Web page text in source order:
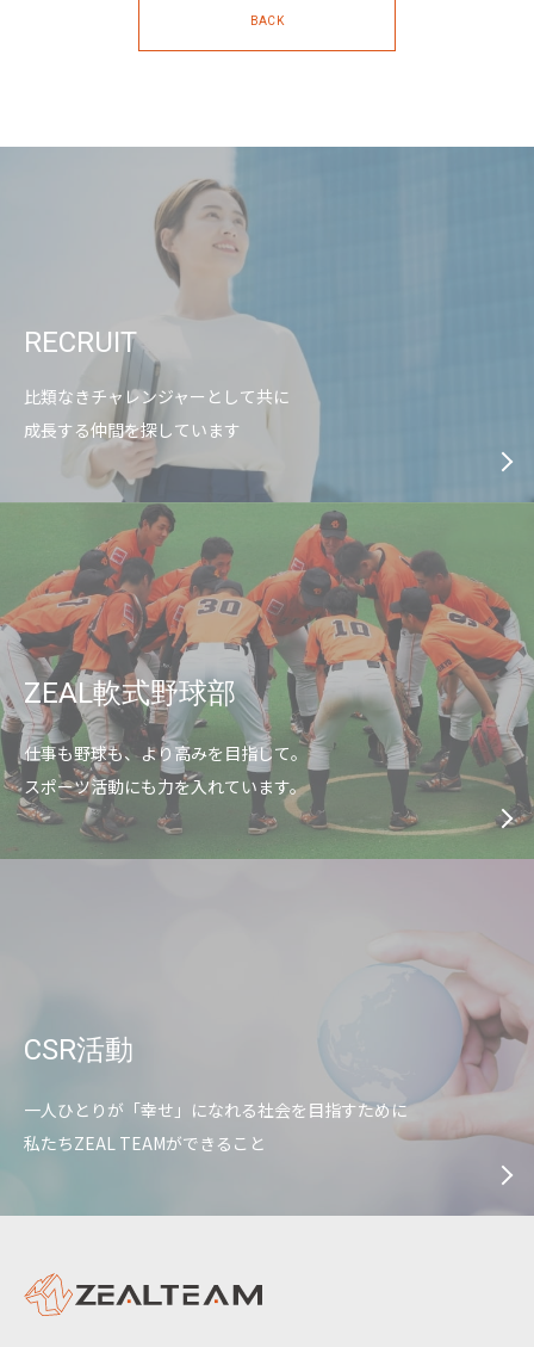
BACK
RECRUIT
比類なきチャレンジャーとして共に
成長する仲間を探しています
ZEAL軟式野球部
仕事も野球も、より高みを目指して。
スポーツ活動にも力を入れています。
CSR活動
一人ひとりが「幸せ」になれる社会を目指すために
私たちZEAL TEAMができること